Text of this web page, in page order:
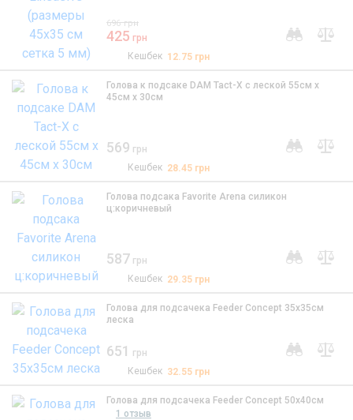
696 грн
425 грн
Кешбек 12.75 грн
Голова к подсаке DAM Tact-X с леской 55см х
45см х 30см
569 грн
Кешбек 28.45 грн
Голова подсака Favorite Arena силикон
ц:коричневый
587 грн
Кешбек 29.35 грн
Голова для подсачека Feeder Concept 35х35см
леска
651 грн
Кешбек 32.55 грн
1 отзыв
Голова для подсачека Feeder Concept 50х40см